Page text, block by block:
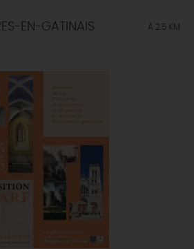
EN-GATINAIS À 2.5 KM